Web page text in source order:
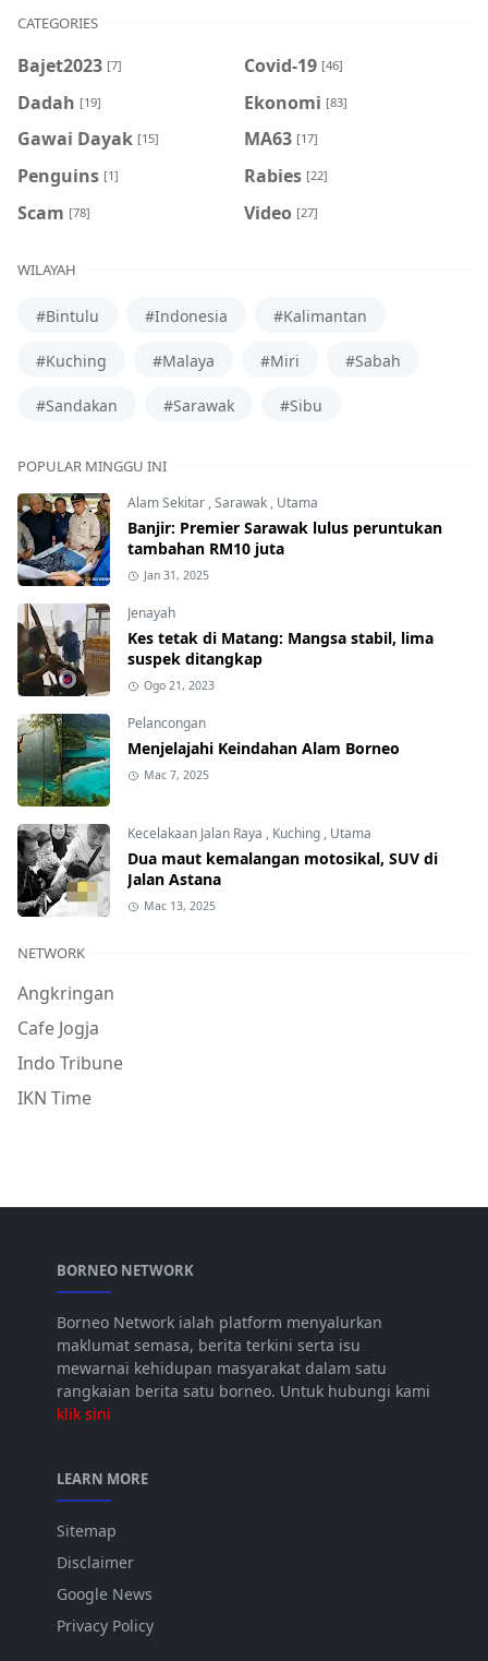
CATEGORIES
Bajet2023 [7] Covid-19 [46]
Dadah [19] Ekonomi [83]
Gawai Dayak [15] MA63 [17]
Penguins [1] Rabies [22]
Scam [78] Video [27]
WILAYAH
#Bintulu #Indonesia #Kalimantan
#Kuching #Malaya #Miri #Sabah
#Sandakan #Sarawak #Sibu
POPULAR MINGGU INI
Alam Sekitar,Sarawak, Utama
Banjir: Premier Sarawak lulus peruntukan
tambahan RM10 juta
Jan 31, 2025
Jenayah
Kes tetak di Matang: Mangsa stabil, lima
suspek ditangkap
Ogo 21, 2023
Pelancongan
Menjelajahi Keindahan Alam Borneo
Mac 7, 2025
Kecelakaan Jalan Raya , Kuching, Utama
Dua maut kemalangan motosikal, SUV di
Jalan Astana
Mac 13, 2025
NETWORK
Angkringan
Cafe Jogja
Indo Tribune
IKN Time
BORNEO NETWORK
Borneo Network ialah platform menyalurkan
maklumat semasa, berita terkini serta isu
mewarnai kehidupan masyarakat dalam satu
rangkaian berita satu borneo. Untuk hubungi kami
klik sini
LEARN MORE
Sitemap
Disclaimer
Google News
Privacy Policy